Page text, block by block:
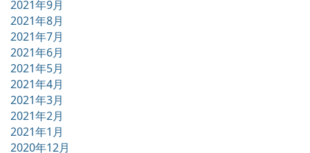
2021年9月
2021年8月
2021年7月
2021年6月
2021年5月
2021年4月
2021年3月
2021年2月
2021年1月
2020年12月